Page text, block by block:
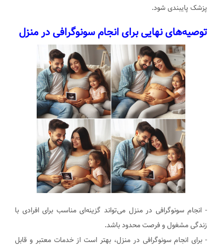
پزشک پایبندی شود.
توصیه‌های نهایی برای انجام سونوگرافی در منزل
- انجام سونوگرافی در منزل می‌تواند گزینه‌ای مناسب برای افرادی با
زندگی مشغول و فرصت محدود باشد.
- برای انجام سونوگرافی در منزل، بهتر است از خدمات معتبر و قابل